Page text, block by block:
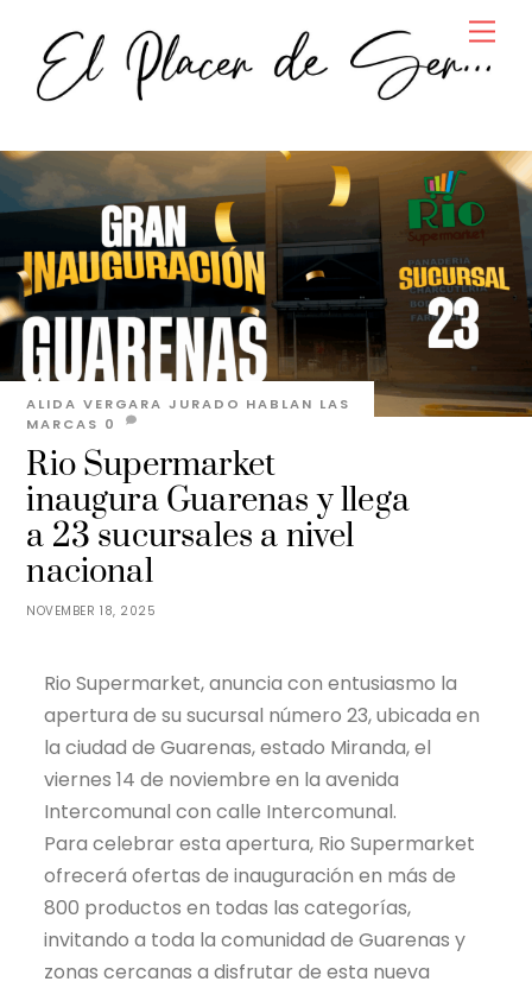
content
NOVEMBER 18, 2025
Rio Supermarket
inaugura Guarenas y llega
a 23 sucursales a nivel
nacional
ALIDA VERGARA JURADO HABLAN LAS
MARCAS 0
Rio Supermarket, anuncia con entusiasmo la
apertura de su sucursal número 23, ubicada en
la ciudad de Guarenas, estado Miranda, el
viernes 14 de noviembre en la avenida
Intercomunal con calle Intercomunal.
Para celebrar esta apertura, Rio Supermarket
ofrecerá ofertas de inauguración en más de
800 productos en todas las categorías,
invitando a toda la comunidad de Guarenas y
zonas cercanas a disfrutar de esta nueva